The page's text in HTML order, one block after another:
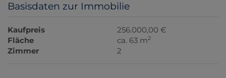
Basisdaten zur Immobilie
Kaufpreis
256.000,00 €
Fläche
ca. 63 m2
Zimmer 2